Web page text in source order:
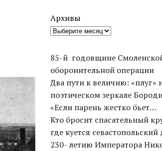
Архивы
85-й годовщине
оборонительной операции
Два пути к величию: «плуг»
поэтическом зеркале
«Если парень жестко бьет…
Кто бросит спасательный
где куется севастопольский
230- летию Императора